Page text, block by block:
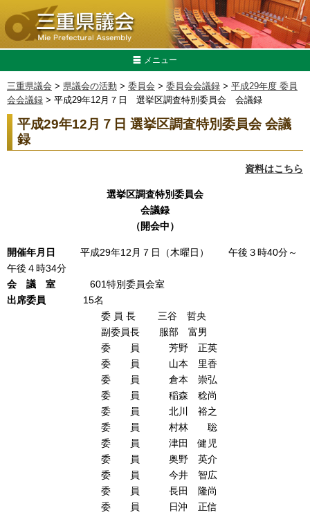
メニュー
三重県議会 > 県議会の活動 > 委員会 > 委員会会議録 > 平成29年度 委員
会会議録 > 平成29年12月７日 選挙区調査特別委員会 会議録
平成29年12月７日 選挙区調査特別委員会 会議
録
資料はこちら
選挙区調査特別委員会
会議録
（開会中）
開催年月日
平成29年12月７日（木曜日） 午後３時40分～
午後４時34分
会 議 室 601特別委員会室
出席委員 15名
委 員 長 三谷 哲央
副委員長 服部 富男
委 員 芳野 正英
委 員 山本 里香
委 員 倉本 崇弘
委 員 稲森 稔尚
委 員 北川 裕之
委 員 村林 聡
委 員 津田 健児
委 員 奥野 英介
委 員 今井 智広
委 員 長田 隆尚
委 員 日沖 正信